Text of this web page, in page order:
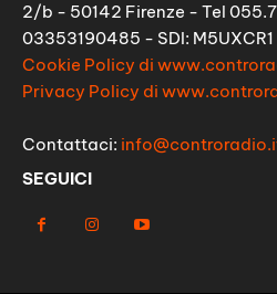
2/b - 50142 Firenze - Tel
03353190485 - SDI: M5UXCR1
Cookie Policy di
Privacy Policy di
Contattaci:
SEGUICI